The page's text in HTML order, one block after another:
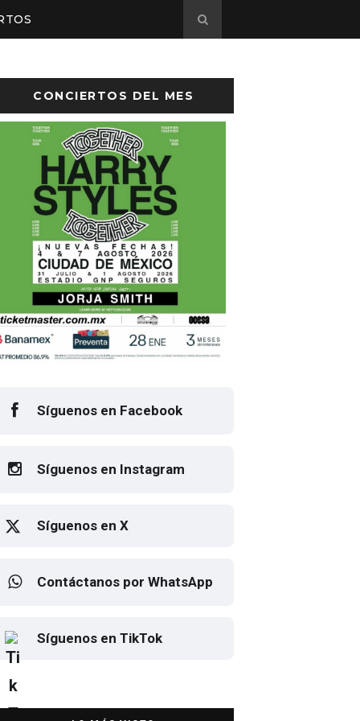
el cartel de Flow Fest 2026
CONCIERTOS DEL MES
Síguenos en Facebook
Síguenos en Instagram
Síguenos en X
Contáctanos por WhatsApp
Elton John regresa a CDMX
para despedirse en el Estadio